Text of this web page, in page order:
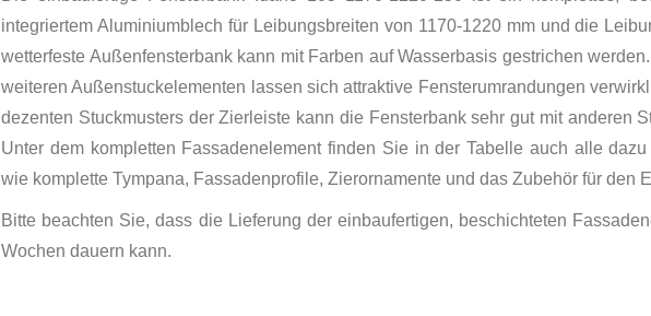
integriertem Aluminiumblech für Leibungsbreiten von 1170-1220 mm und die
wetterfeste Außenfensterbank kann mit Farben auf Wasserbasis gestrichen
weiteren Außenstuckelementen lassen sich attraktive Fensterumrandungen
dezenten Stuckmusters der Zierleiste kann die Fensterbank sehr gut mit anderen
Unter dem kompletten Fassadenelement finden Sie in der Tabelle auch alle
wie komplette Tympana, Fassadenprofile, Zierornamente und das Zubehör für den
Bitte beachten Sie, dass die Lieferung der einbaufertigen, beschichteten
Wochen dauern kann.